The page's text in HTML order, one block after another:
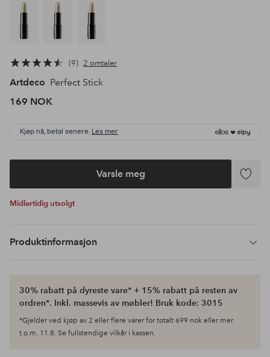
9 2 omtaler
Artdeco Perfect Stick
169 NOK
Kjøp nå, betal senere. Les mer
Varsle meg
Legg
Midlertidig utsolgt
Produktinformasjon
30% rabatt på dyreste vare* + 15% rabatt på resten av
ordren*. Inkl. massevis av møbler! Bruk kode: 3015
*Gjelder ved kjøp av 2 eller flere varer for totalt 699 nok eller mer
t.o.m. 11.8. Se fullstendige vilkår i kassen.